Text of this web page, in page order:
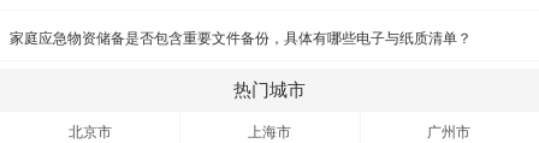
家庭应急物资储备是否包含重要文件备份，具体有哪些电子与纸质清单？
热门城市
北京市 上海市 广州市